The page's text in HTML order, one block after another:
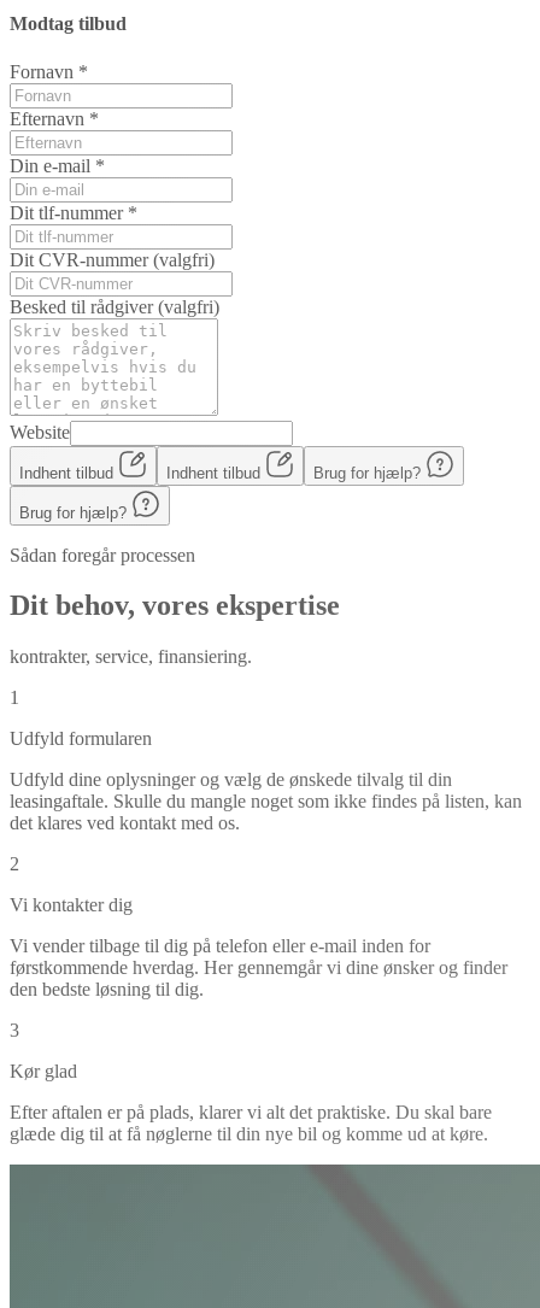
Modtag tilbud
Fornavn *
Efternavn *
Din e-mail *
Dit tlf-nummer *
Dit CVR-nummer(valgfri)
Besked til rådgiver(valgfri)
Website
Indhent tilbud Indhent tilbud Brug for hjælp?
Brug for hjælp?
Sådan foregår processen
Dit behov, vores ekspertise
kontrakter, service, finansiering.
1
Udfyld formularen
Udfyld dine oplysninger og vælg de ønskede tilvalg til din
leasingaftale. Skulle du mangle noget som ikke findes på listen, kan
det klares ved kontakt med os.
2
Vi kontakter dig
Vi vender tilbage til dig på telefon eller e-mail inden for
førstkommende hverdag. Her gennemgår vi dine ønsker og finder
den bedste løsning til dig.
3
Kør glad
Efter aftalen er på plads, klarer vi alt det praktiske. Du skal bare
glæde dig til at få nøglerne til din nye bil og komme ud at køre.